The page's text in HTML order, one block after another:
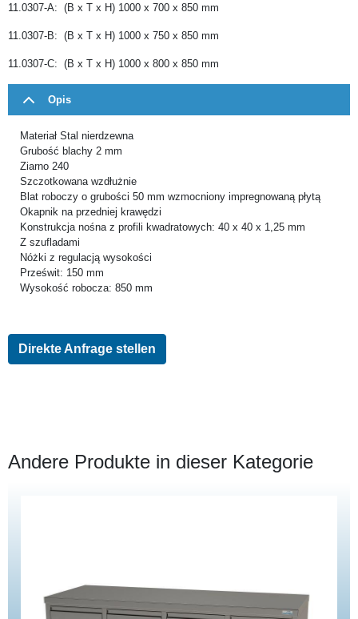
11.0307-A: (B x T x H) 1000 x 700 x 850 mm
11.0307-B: (B x T x H) 1000 x 750 x 850 mm
11.0307-C: (B x T x H) 1000 x 800 x 850 mm
Opis
Materiał Stal nierdzewna
Grubość blachy 2 mm
Ziarno 240
Szczotkowana wzdłużnie
Blat roboczy o grubości 50 mm wzmocniony impregnowaną płytą
Okapnik na przedniej krawędzi
Konstrukcja nośna z profili kwadratowych: 40 x 40 x 1,25 mm
Z szufladami
Nóżki z regulacją wysokości
Prześwit: 150 mm
Wysokość robocza: 850 mm
Direkte Anfrage stellen
Andere Produkte in dieser Kategorie